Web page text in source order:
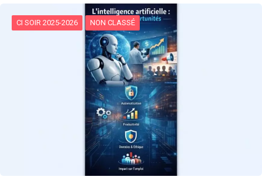
CI SOIR 2025-2026 NON CLASSÉ